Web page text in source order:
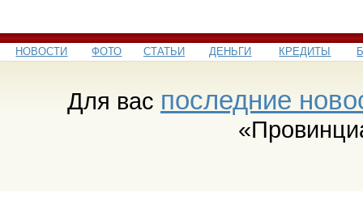
НОВОСТИ ФОТО СТАТЬИ ДЕНЬГИ КРЕДИТЫ
Для вас последние